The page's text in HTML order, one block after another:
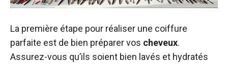
La première étape pour réaliser une coiffure
parfaite est de bien préparer vos cheveux.
Assurez-vous qu’ils soient bien lavés et hydratés